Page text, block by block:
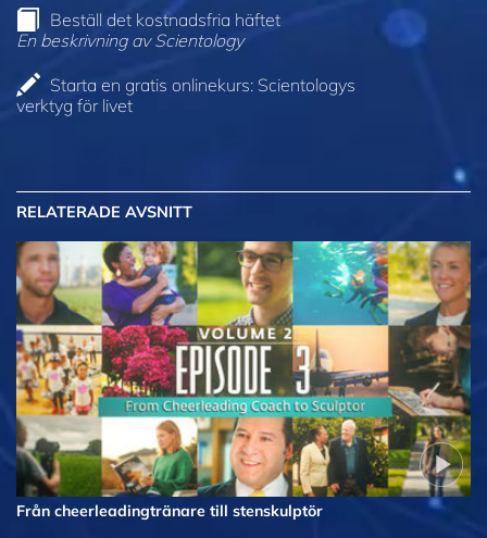
Beställ det kostnadsfria häftet
En beskrivning av Scientology
Starta en gratis onlinekurs: Scientologys
verktyg för livet
RELATERADE AVSNITT
Från cheerleadingtränare till stenskulptör